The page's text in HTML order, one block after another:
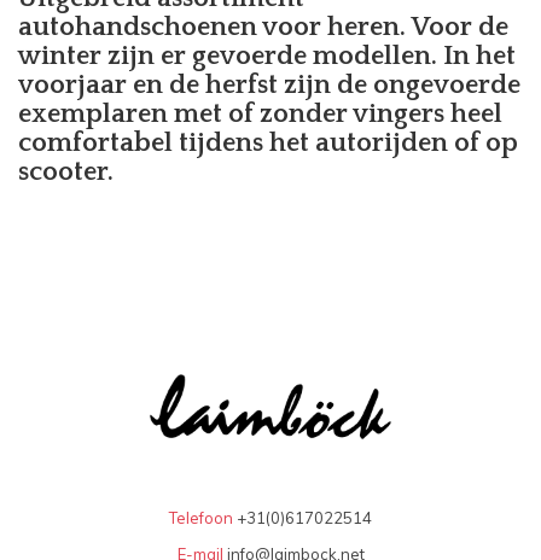
autohandschoenen voor heren. Voor de
winter zijn er gevoerde modellen. In het
voorjaar en de herfst zijn de ongevoerde
exemplaren met of zonder vingers heel
comfortabel tijdens het autorijden of op
scooter.
Telefoon +31(0)617022514
E-mail info@laimbock.net